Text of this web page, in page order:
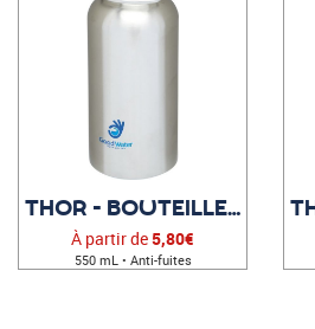
THOR - BOUTEILLE PUBLICITAIRE
À partir de5,80€
550 mL • Anti-fuites